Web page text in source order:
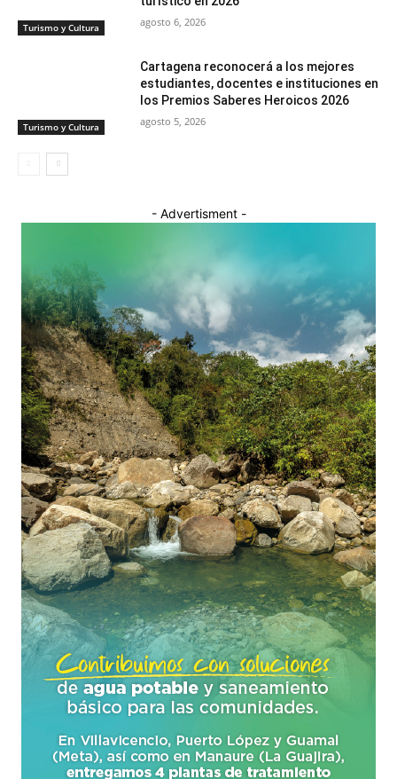
Turismo y Cultura agosto 6, 2026
Turismo y Cultura
Cartagena reconocerá a los mejores
estudiantes, docentes e instituciones en
los Premios Saberes Heroicos 2026
agosto 5, 2026
- Advertisment -